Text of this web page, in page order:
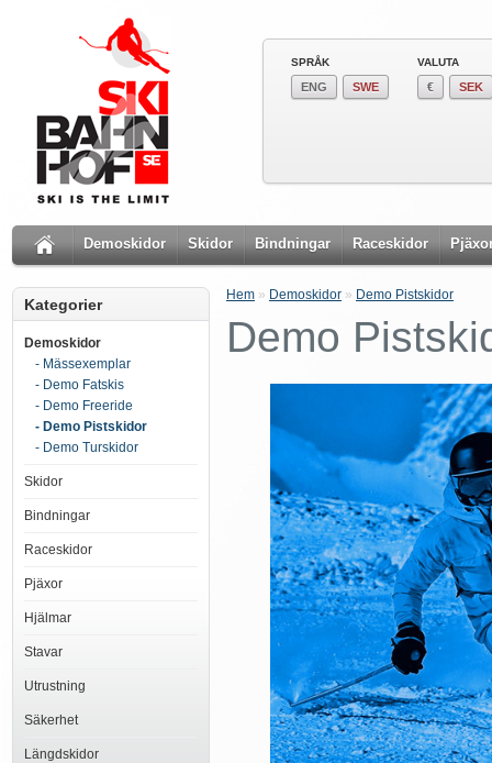
SPRÅK
ENG SWE
VALUTA
€ SEK
Demoskidor Skidor Bindningar Raceskidor
Kategorier
Demoskidor
- Mässexemplar
- Demo Fatskis
- Demo Freeride
- Demo Pistskidor
- Demo Turskidor
Skidor
Bindningar
Raceskidor
Pjäxor
Hjälmar
Stavar
Utrustning
Säkerhet
Längdskidor
Hem » Demoskidor » Demo Pistskidor
Demo